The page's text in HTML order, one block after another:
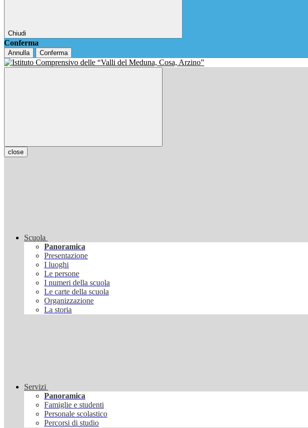
Chiudi
Conferma
Annulla Conferma
close
Scuola
Panoramica
Presentazione
I luoghi
Le persone
I numeri della scuola
Le carte della scuola
Organizzazione
La storia
Servizi
Panoramica
Famiglie e studenti
Personale scolastico
Percorsi di studio